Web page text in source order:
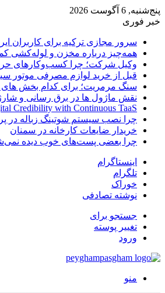
پنج‌شنبه, 6 آگوست 2026
خبر فوری
سرور مجازی ترکیه برای کاربران
همه‌چیز درباره مخزن و لوله‌کشی
وکیل شرکت؛ چرا کسب‌وکارهای
قبل از خرید لوازم مصرفی موتور
سنگ مرمریت؛ برای کدام بخش
نقش ماژول ها در برق رسانی و
Credibility with Continuous TaaS
چرا نصب سیستم شوتینگ زباله
خریدار ضایعات کارخانه در سمنان
چرا بعضی پست‌های خوب دیده
اینستاگرام
تلگرام
خوراک
نوشته تصادفی
جستجو برای
تغییر پوسته
ورود
منو